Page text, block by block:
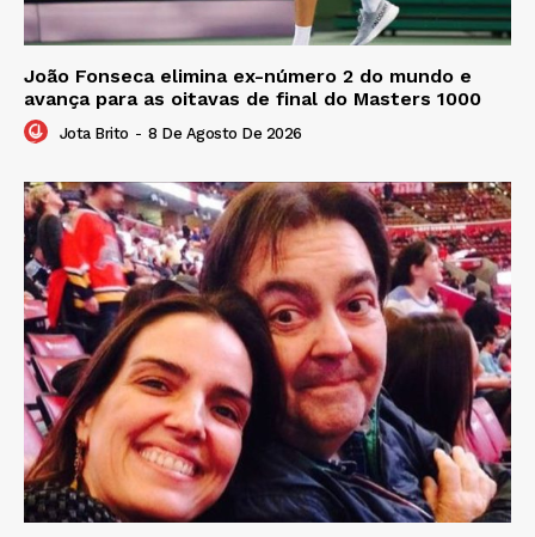
João Fonseca elimina ex-número 2 do mundo e
avança para as oitavas de final do Masters 1000
Jota Brito - 8 De Agosto De 2026